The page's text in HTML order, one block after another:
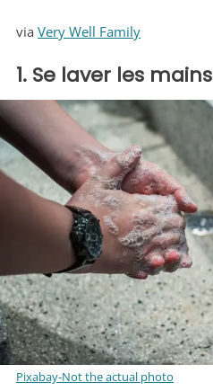
via Very Well Family
1. Se laver les mains
Pixabay-Not the actual photo